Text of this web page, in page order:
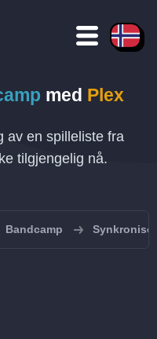
med Plex
av en spilleliste fra
tilgjengelig nå.
Bandcamp